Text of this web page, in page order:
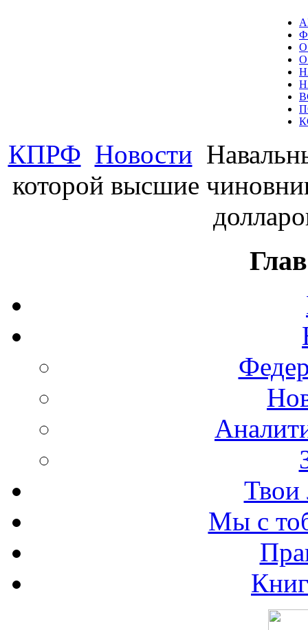
КПРФ Новости
которой высшие
Твои
Мы с